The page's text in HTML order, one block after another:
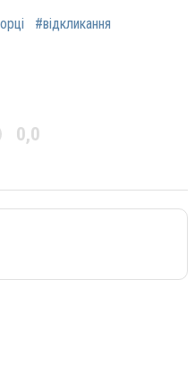
#відкликання
0,0